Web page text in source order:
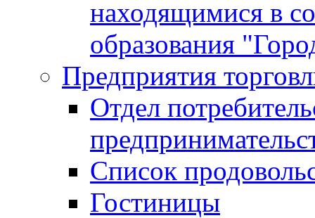
находящимися в
образования
Предприятия
Отдел
Список
Гостиницы